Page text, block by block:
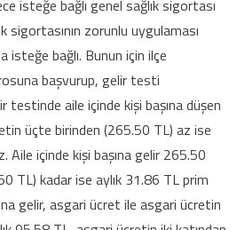
isteğe bağlı genel sağlık sigortası
sigortasının zorunlu uygulaması
isteğe bağlı. Bunun için ilçe
başvurup, gelir testi
testinde aile içinde kişi başına düşen
üçte birinden (265.50 TL) az ise
Aile içinde kişi başına gelir 265.50
TL) kadar ise aylık 31.86 TL prim
gelir, asgari ücret ile asgari ücretin